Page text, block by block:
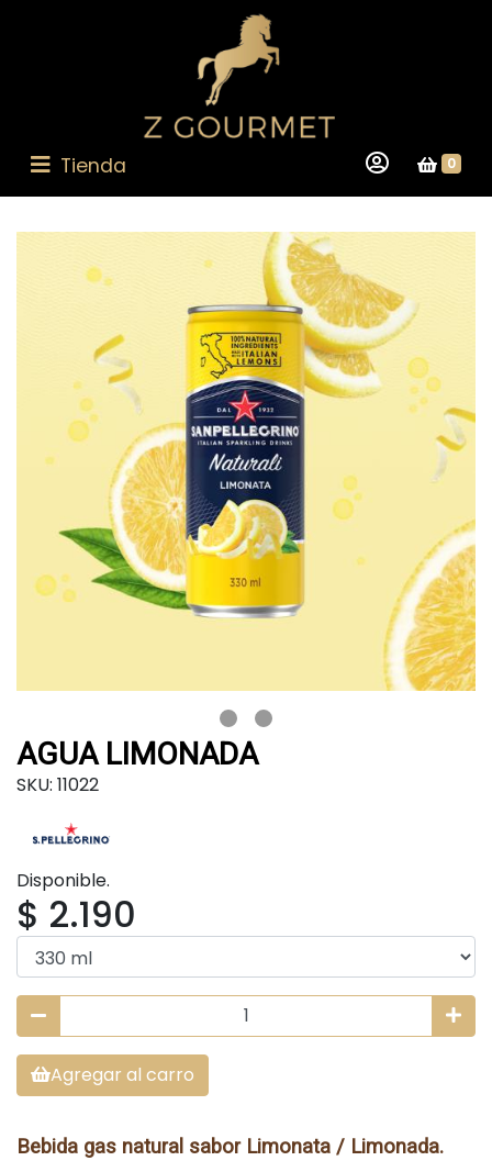
Tienda 0
AGUA LIMONADA
SKU: 11022
Disponible.
$ 2.190
Agregar al carro
Bebida gas natural sabor Limonata / Limonada.